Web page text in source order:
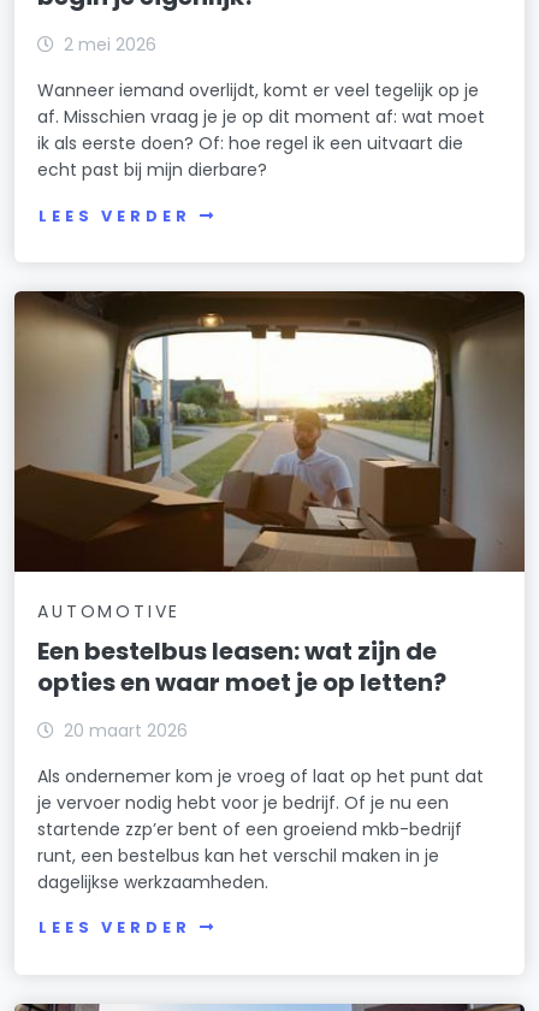
2 mei 2026
Wanneer iemand overlijdt, komt er veel tegelijk op je
af. Misschien vraag je je op dit moment af: wat moet
ik als eerste doen? Of: hoe regel ik een uitvaart die
echt past bij mijn dierbare?
LEES VERDER
AUTOMOTIVE
Een bestelbus leasen: wat zijn de
opties en waar moet je op letten?
20 maart 2026
Als ondernemer kom je vroeg of laat op het punt dat
je vervoer nodig hebt voor je bedrijf. Of je nu een
startende zzp’er bent of een groeiend mkb-bedrijf
runt, een bestelbus kan het verschil maken in je
dagelijkse werkzaamheden.
LEES VERDER